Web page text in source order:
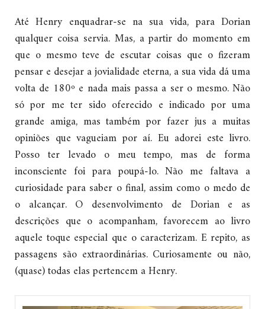
Até Henry enquadrar-se na sua vida, para Dorian
qualquer coisa servia. Mas, a partir do momento em
que o mesmo teve de escutar coisas que o fizeram
pensar e desejar a jovialidade eterna, a sua vida dá uma
volta de 180º e nada mais passa a ser o mesmo. Não
só por me ter sido oferecido e indicado por uma
grande amiga, mas também por fazer jus a muitas
opiniões que vagueiam por aí. Eu adorei este livro.
Posso ter levado o meu tempo, mas de forma
inconsciente foi para poupá-lo. Não me faltava a
curiosidade para saber o final, assim como o medo de
o alcançar. O desenvolvimento de Dorian e as
descrições que o acompanham, favorecem ao livro
aquele toque especial que o caracterizam. E repito, as
passagens são extraordinárias. Curiosamente ou não,
(quase) todas elas pertencem a Henry.